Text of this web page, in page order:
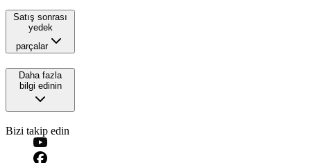
Satış sonrası
yedek
parçalar
Daha fazla
bilgi edinin
Bizi takip edin